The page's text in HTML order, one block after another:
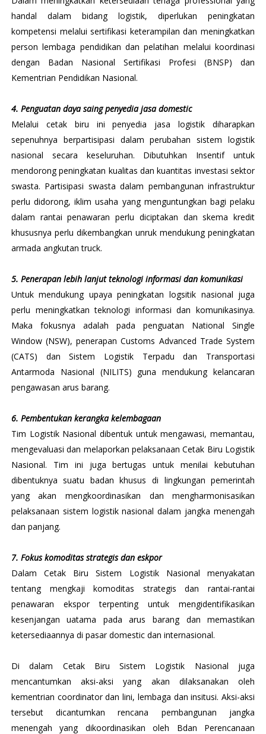
handal dalam bidang logistik, diperlukan peningkatan
kompetensi melalui sertifikasi keterampilan dan meningkatkan
person lembaga pendidikan dan pelatihan melalui koordinasi
dengan Badan Nasional Sertifikasi Profesi (BNSP) dan
Kementrian Pendidikan Nasional.
4. Penguatan daya saing penyedia jasa domestic
Melalui cetak biru ini penyedia jasa logistik diharapkan
sepenuhnya berpartisipasi dalam perubahan sistem logistik
nasional secara keseluruhan. Dibutuhkan Insentif untuk
mendorong peningkatan kualitas dan kuantitas investasi sektor
swasta. Partisipasi swasta dalam pembangunan infrastruktur
perlu didorong, iklim usaha yang menguntungkan bagi pelaku
dalam rantai penawaran perlu diciptakan dan skema kredit
khususnya perlu dikembangkan unruk mendukung peningkatan
armada angkutan truck.
5. Penerapan lebih lanjut teknologi informasi dan komunikasi
Untuk mendukung upaya peningkatan logsitik nasional juga
perlu meningkatkan teknologi informasi dan komunikasinya.
Maka fokusnya adalah pada penguatan National Single
Window (NSW), penerapan Customs Advanced Trade System
(CATS) dan Sistem Logistik Terpadu dan Transportasi
Antarmoda Nasional (NILITS) guna mendukung kelancaran
pengawasan arus barang.
6. Pembentukan kerangka kelembagaan
Tim Logistik Nasional dibentuk untuk mengawasi, memantau,
mengevaluasi dan melaporkan pelaksanaan Cetak Biru Logistik
Nasional. Tim ini juga bertugas untuk menilai kebutuhan
dibentuknya suatu badan khusus di lingkungan pemerintah
yang akan mengkoordinasikan dan mengharmonisasikan
pelaksanaan sistem logistik nasional dalam jangka menengah
dan panjang.
7. Fokus komoditas strategis dan eskpor
Dalam Cetak Biru Sistem Logistik Nasional menyakatan
tentang mengkaji komoditas strategis dan rantai-rantai
penawaran ekspor terpenting untuk mengidentifikasikan
kesenjangan uatama pada arus barang dan memastikan
ketersediaannya di pasar domestic dan internasional.
Di dalam Cetak Biru Sistem Logistik Nasional juga
mencantumkan aksi-aksi yang akan dilaksanakan oleh
kementrian coordinator dan lini, lembaga dan insitusi. Aksi-aksi
tersebut dicantumkan rencana pembangunan jangka
menengah yang dikoordinasikan oleh Bdan Perencanaan